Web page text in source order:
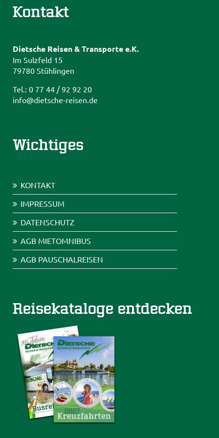
Kontakt
Dietsche Reisen & Transporte e.K.
Im Sulzfeld 15
79780 Stühlingen
Tel.: 0 77 44 / 92 92 20
info@dietsche-reisen.de
Wichtiges
KONTAKT
IMPRESSUM
DATENSCHUTZ
AGB MIETOMNIBUS
AGB PAUSCHALREISEN
Reisekataloge entdecken